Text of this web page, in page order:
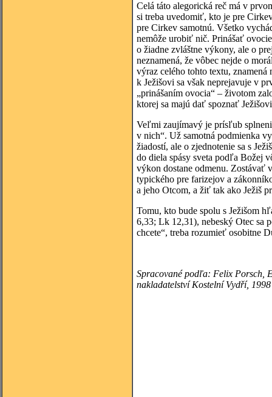
Celá táto alegorická reč má v
si treba uvedomiť, kto je pre
pre Cirkev samotnú. Všetko
nemôže urobiť nič. Prinášať
o žiadne zvláštne výkony, ale o
neznamená, že vôbec nejde o
výraz celého tohto textu,
k Ježišovi sa však neprejavuje v
„prinášaním ovocia“ – životom
ktorej sa majú dať spoznať
Veľmi zaujímavý je prísľub
v nich“. Už samotná podmienka
žiadostí, ale o zjednotenie sa s
do diela spásy sveta podľa Božej
výkon dostane odmenu. Zostávať
typického pre farizejov a
a jeho Otcom, a žiť tak ako Ježiš
Tomu, kto bude spolu s Ježišom
6,33; Lk 12,31), nebeský Otec sa
chcete“, treba rozumieť osobitne
Spracované podľa: Felix Porsch,
nakladatelství Kostelní Vydří, 1998